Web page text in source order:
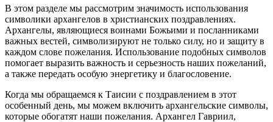
В этом разделе мы рассмотрим значимость использования
символики архангелов в христианских поздравлениях.
Архангелы, являющиеся воинами Божьими и посланниками
важных вестей, символизируют не только силу, но и защиту в
каждом слове пожелания. Использование подобных символов
помогает выразить важность и серьезность наших пожеланий,
а также передать особую энергетику и благословение.
Когда мы обращаемся к Таисии с поздравлением в этот
особенный день, мы можем включить архангельские символы,
которые обогатят наши пожелания. Архангел Гавриил,